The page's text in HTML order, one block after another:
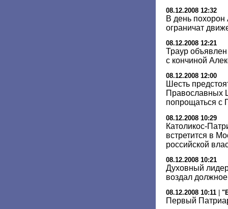
08.12.2008 12:32
В день похорон
ограничат
08.12.2008 12:21
Траур
с кончиной
08.12.2008 12:00
Шесть
Православных
попрощаться с
08.12.2008 10:29
Католикос-
встретится в
российской
08.12.2008 10:21
Духовный
воздал
08.12.2008 10:11
Первый